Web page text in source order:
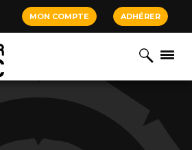
MON COMPTE ADHÉRER
panel